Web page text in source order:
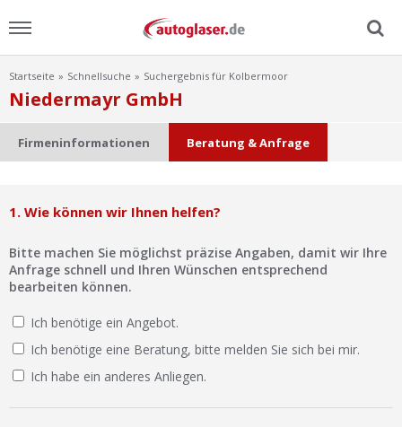
Menu
Home
Ratgeber
Scheibensuche
FAQ
Lexikon
Ist Ihre Werkstatt schon dabei?
Startseite Schnellsuche Suchergebnis für Kolbermoor
Niedermayr GmbH
Firmeninformationen Beratung & Anfrage
1. Wie können wir Ihnen helfen?
Bitte machen Sie möglichst präzise Angaben, damit wir Ihre
Anfrage schnell und Ihren Wünschen entsprechend
bearbeiten können.
Ich benötige ein Angebot.
Ich benötige eine Beratung, bitte melden Sie sich bei mir.
Ich habe ein anderes Anliegen.